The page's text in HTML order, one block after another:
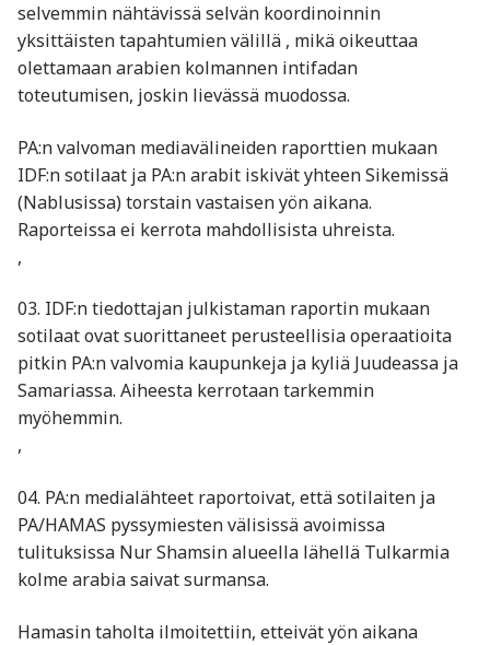
selvemmin nähtävissä selvän koordinoinnin
yksittäisten tapahtumien välillä , mikä oikeuttaa
olettamaan arabien kolmannen intifadan
toteutumisen, joskin lievässä muodossa.
PA:n valvoman mediavälineiden raporttien mukaan
IDF:n sotilaat ja PA:n arabit iskivät yhteen Sikemissä
(Nablusissa) torstain vastaisen yön aikana.
Raporteissa ei kerrota mahdollisista uhreista.
,
03. IDF:n tiedottajan julkistaman raportin mukaan
sotilaat ovat suorittaneet perusteellisia operaatioita
pitkin PA:n valvomia kaupunkeja ja kyliä Juudeassa ja
Samariassa. Aiheesta kerrotaan tarkemmin
myöhemmin.
,
04. PA:n medialähteet raportoivat, että sotilaiten ja
PA/HAMAS pyssymiesten välisissä avoimissa
tulituksissa Nur Shamsin alueella lähellä Tulkarmia
kolme arabia saivat surmansa.
Hamasin taholta ilmoitettiin, etteivät yön aikana